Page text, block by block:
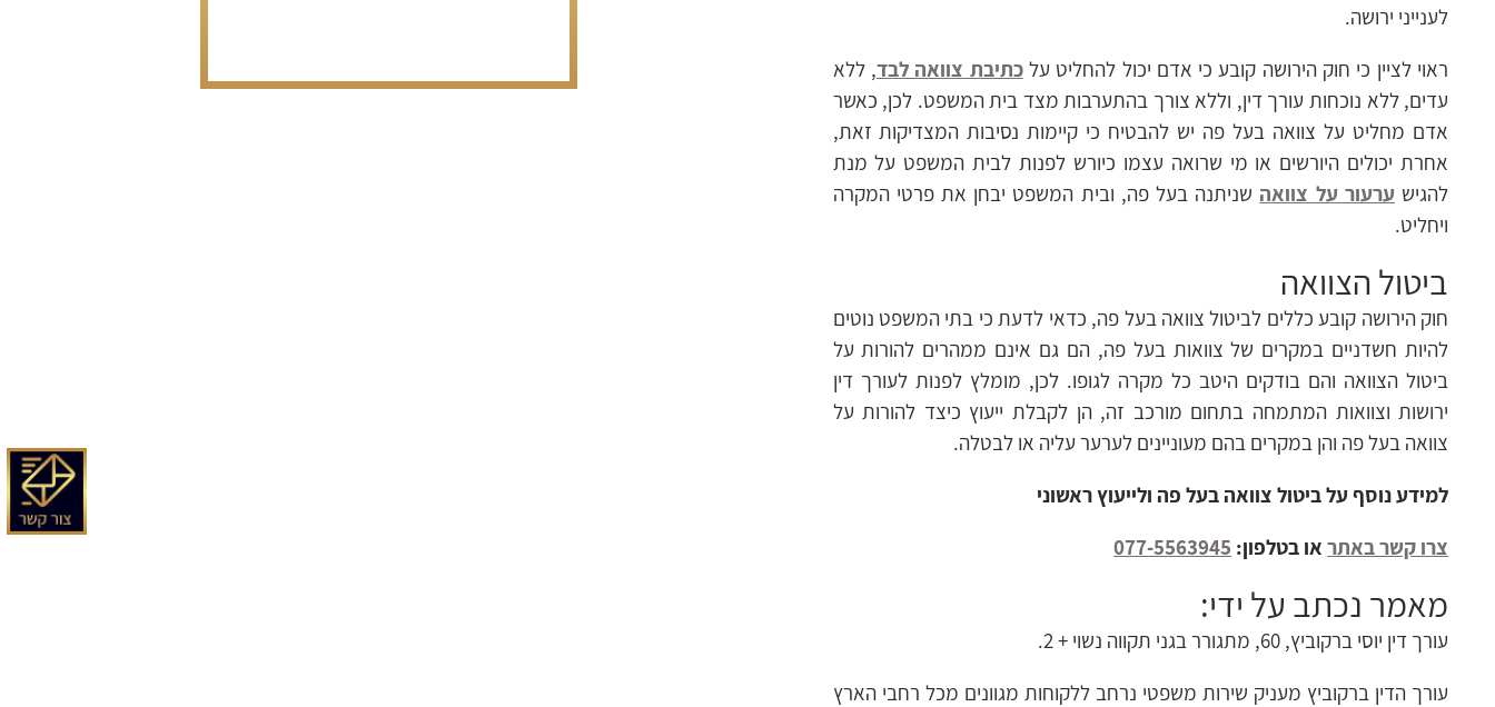
לענייני ירושה.
ראוי לציין כי חוק הירושה קובע כי אדם יכול להחליט עלכתיבת צוואה לבד, ללא
עדים, ללא נוכחות עורך דין, וללא צורך בהתערבות מצד בית המשפט. לכן, כאשר
אדם מחליט על צוואה בעל פה יש להבטיח כי קיימות נסיבות המצדיקות זאת,
אחרת יכולים היורשים או מי שרואה עצמו כיורש לפנות לבית המשפט על מנת
להגיש ערעור על צוואה שניתנה בעל פה, ובית המשפט יבחן את פרטי המקרה
ויחליט.
ביטול הצוואה
חוק הירושה קובע כללים לביטול צוואה בעל פה, כדאי לדעת כי בתי המשפט נוטים
להיות חשדניים במקרים של צוואות בעל פה, הם גם אינם ממהרים להורות על
ביטול הצוואה והם בודקים היטב כל מקרה לגופו. לכן, מומלץ לפנות לעורך דין
ירושות וצוואות המתמחה בתחום מורכב זה, הן לקבלת ייעוץ כיצד להורות על
צוואה בעל פה והן במקרים בהם מעוניינים לערער עליה או לבטלה.
למידע נוסף על ביטול צוואה בעל פה ולייעוץ ראשוני
צרו קשר באתראו בטלפון: 077-5563945
מאמר נכתב על ידי:
עורך דין יוסי ברקוביץ, 60, מתגורר בגני תקווה נשוי + 2.
עורך הדין ברקוביץ מעניק שירות משפטי נרחב ללקוחות מגוונים מכל רחבי הארץ